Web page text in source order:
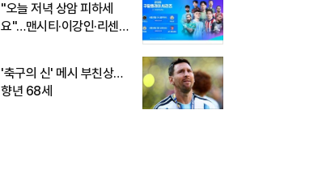
"오늘 저녁 상암 피하세
요"…맨시티·이강인·리센느
'축구의 신' 메시 부친상…
향년 68세